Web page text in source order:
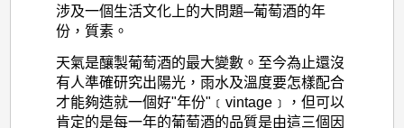
涉及一個生活文化上的大問題─葡萄酒的年
份，質素。
天氣是釀製葡萄酒的最大變數。至今為止還沒
有人準確研究出陽光，雨水及溫度要怎樣配合
才能夠造就一個好"年份"﹝vintage﹞，但可以
肯定的是每一年的葡萄酒的品質是由這三個因